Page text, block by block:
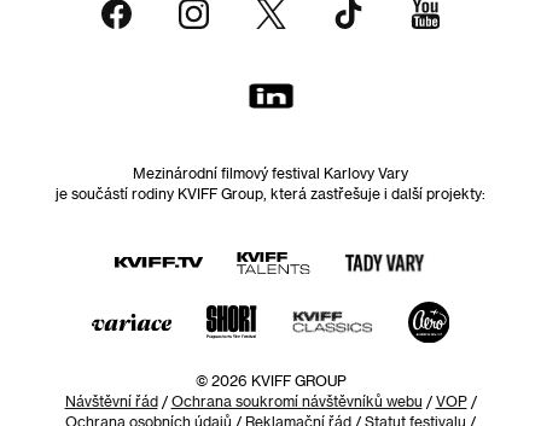
Mezinárodní filmový festival Karlovy Vary
je součástí rodiny KVIFF Group, která zastřešuje i další projekty:
© 2026 KVIFF GROUP
Návštěvní řád/ Ochrana soukromí návštěvníků webu / VOP/
Ochrana osobních údajů / Reklamační řád / Statut festivalu /